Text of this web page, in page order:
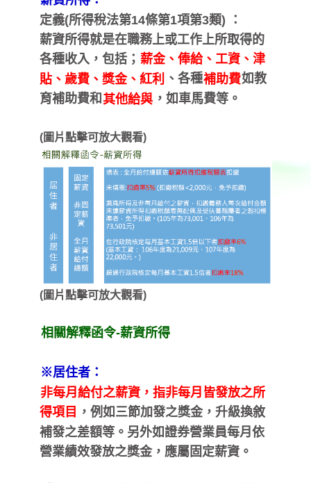
定義(所得稅法第14條第1項第3類) ：
薪資所得就是在職務上或工作上所取得的
各種收入，包括； 薪金、俸給、工資、津
貼、歲費、獎金、紅利 、各種補助費如教
育補助費和 其他給與 ，如車馬費等。
(圖片點擊可放大觀看)
(圖片點擊可放大觀看)
相關解釋函令-薪資所得
※居住者：
非每月給付之薪資，指非每月皆發放之所
得項目 ，例如三節加發之獎金，升級換敘
補發之差額等。另外如證券營業員每月依
營業績效發放之獎金，應屬固定薪資。